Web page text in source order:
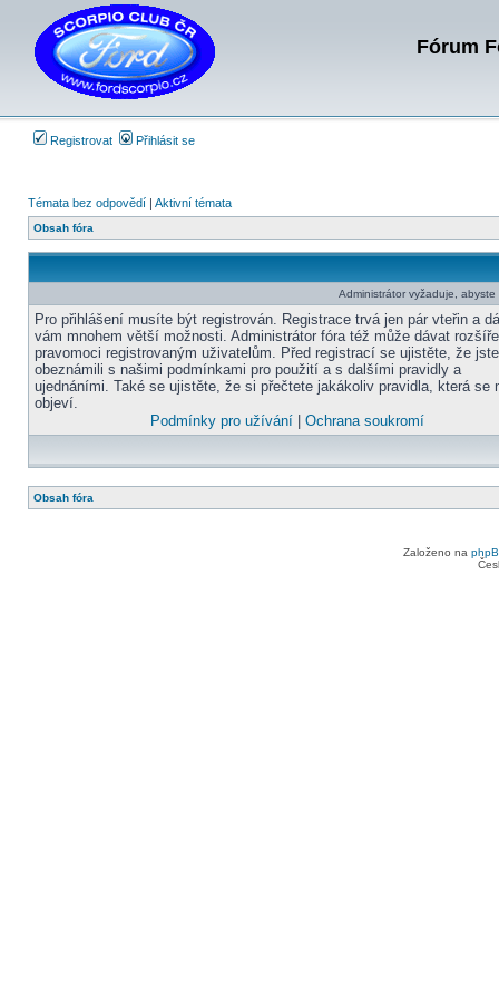
Fórum
Registrovat Přihlásit se
Témata bez odpovědí | Aktivní témata
Obsah fóra
Administrátor vyžaduje,
Pro přihlášení musíte být registrován. Registrace trvá jen pár vteřin a
vám mnohem větší možnosti. Administrátor fóra též může dávat
pravomoci registrovaným uživatelům. Před registrací se ujistěte, že
obeznámili s našimi podmínkami pro použití a s dalšími pravidly a
ujednáními. Také se ujistěte, že si přečtete jakákoliv pravidla, která se
objeví.
Podmínky pro užívání| Ochrana soukromí
Obsah fóra
Založeno na